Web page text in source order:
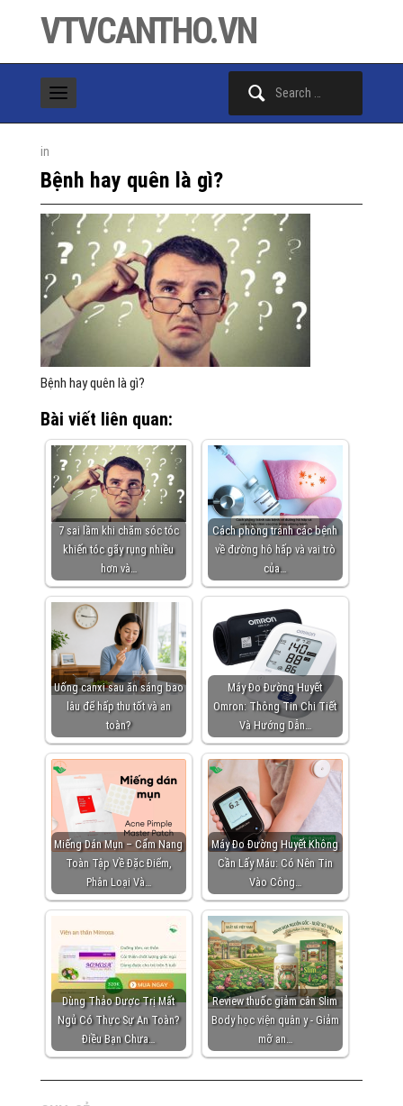
VTVCANTHO.VN
in
Bệnh hay quên là gì?
Bệnh hay quên là gì?
Bài viết liên quan:
7 sai lầm khi chăm sóc tóc
khiến tóc gãy rụng nhiều
hơn và…
Cách phòng tránh các bệnh
về đường hô hấp và vai trò
của…
Uống canxi sau ăn sáng bao
lâu để hấp thu tốt và an
toàn?
Máy Đo Đường Huyết
Omron: Thông Tin Chi Tiết
Và Hướng Dẫn…
Miếng Dán Mụn – Cẩm Nang
Toàn Tập Về Đặc Điểm,
Phân Loại Và…
Máy Đo Đường Huyết Không
Cần Lấy Máu: Có Nên Tin
Vào Công…
Dùng Thảo Dược Trị Mất
Ngủ Có Thực Sự An Toàn?
Điều Bạn Chưa…
Review thuốc giảm cân Slim
Body học viện quân y - Giảm
mỡ an…